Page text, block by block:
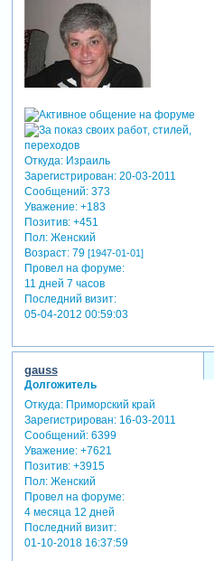
Откуда:Израиль
Зарегистрирован: 20-03-2011
Сообщений:373
Уважение: +183
Позитив: +451
Пол:Женский
Возраст:79 [1947-01-01]
Провел на форуме:
11 дней 7 часов
Последний визит:
05-04-2012 00:59:03
gauss
Долгожитель
Откуда:Приморский край
Зарегистрирован: 16-03-2011
Сообщений:6399
Уважение: +7621
Позитив: +3915
Пол:Женский
Провел на форуме:
4 месяца 12 дней
Последний визит:
01-10-2018 16:37:59